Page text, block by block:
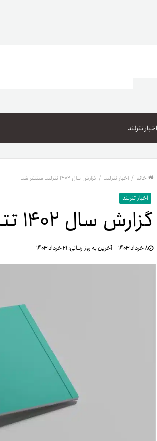
پاداش کیف‌پول تومانی
مهر تترلند
اخبار تترلند
خانه / اخبار تترلند / گزارش سال ۱۴۰۲ تترلند منتشر شد
اخبار تترلند
گزارش سال ۱۴۰۲ تترلند منتشر شد
۸ خرداد ۱۴۰۳ آخرین به روز رسانی:۲۱ خرداد ۱۴۰۳